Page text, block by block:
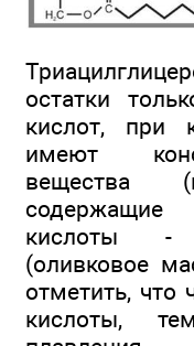
остатки
кислот, при
имеют
вещества
кислоты -
(оливковое
отметить, что
кислоты,